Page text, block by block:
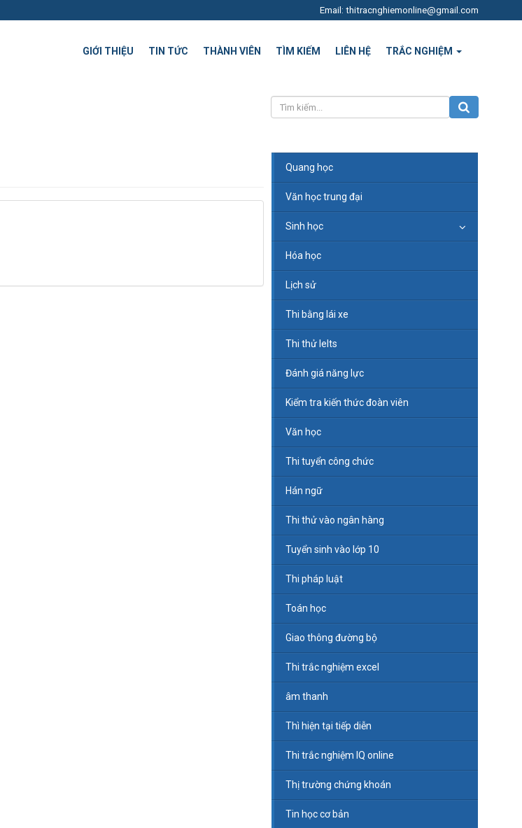
Email: thitracnghiemonline@gmail.com
GIỚI THIỆU TIN TỨC THÀNH VIÊN TÌM KIẾM LIÊN HỆ TRẮC NGHIỆM
Quang học
Văn học trung đại
Sinh học
Hóa học
Lịch sử
Thi bằng lái xe
Thi thử Ielts
Đánh giá năng lực
Kiểm tra kiến thức đoàn viên
Văn học
Thi tuyển công chức
Hán ngữ
Thi thử vào ngân hàng
Tuyển sinh vào lớp 10
Thi pháp luật
Toán học
Giao thông đường bộ
Thi trắc nghiệm excel
âm thanh
Thì hiện tại tiếp diễn
Thi trắc nghiệm IQ online
Thị trường chứng khoán
Tin học cơ bản